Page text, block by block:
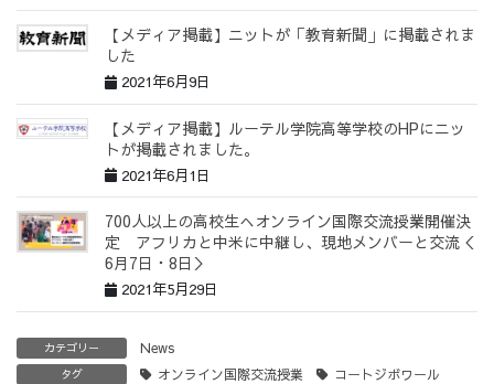
【メディア掲載】ニットが「教育新聞」に掲載されま
した
2021年6月9日
【メディア掲載】ルーテル学院高等学校のHPにニッ
トが掲載されました。
2021年6月1日
700人以上の高校生へオンライン国際交流授業開催決
定 アフリカと中米に中継し、現地メンバーと交流＜
6月7日・8日＞
2021年5月29日
カテゴリー News
タグ オンライン国際交流授業
コートジボワール